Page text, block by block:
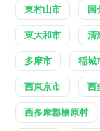
東村山市 国
東大和市 清
多摩市 稲城
西東京市 西
西多摩郡檜原村